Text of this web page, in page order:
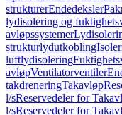
strukturerEndedeksler
lydisolering og
avløpssystemer
strukturlydutkobling
luftlydisolering
avløpVentilatorventiler
takdreneringTakavløp
l/sReservedeler for
l/sReservedeler for